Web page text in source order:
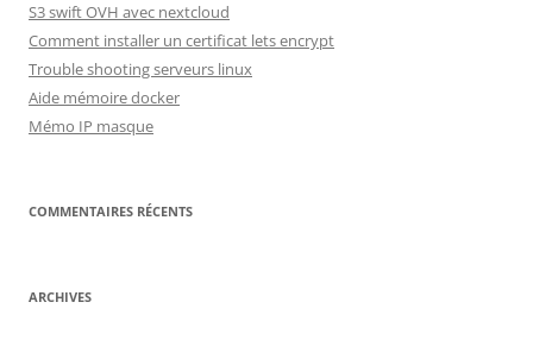
S3 swift OVH avec nextcloud
Comment installer un certificat lets encrypt
Trouble shooting serveurs linux
Aide mémoire docker
Mémo IP masque
COMMENTAIRES RÉCENTS
ARCHIVES